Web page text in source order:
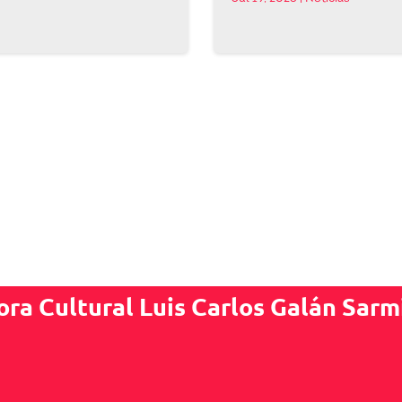
Cultural Luis Carlos Galán